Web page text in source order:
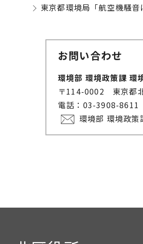
東京都環境局「航空機騒音
お問い合わせ
環境部 環境政策課 環
〒114-0002 東京都
電話：03-3908-8611
環境部 環境政策